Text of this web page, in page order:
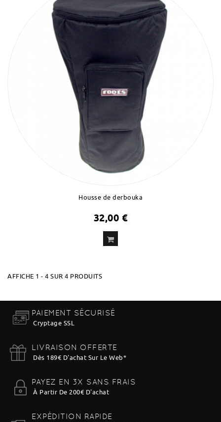
Housse de derbouka
32,00 €
AFFICHE 1 - 4 SUR 4 PRODUITS
PAIEMENT SÉCURISÉ
Cryptage SSL
LIVRAISON OFFERTE
Dès 189€ D'achat Sur Le Web*
PAYEZ EN 3X SANS FRAIS
À Partir De 200€ D'achat
EXPÉDITION RAPIDE